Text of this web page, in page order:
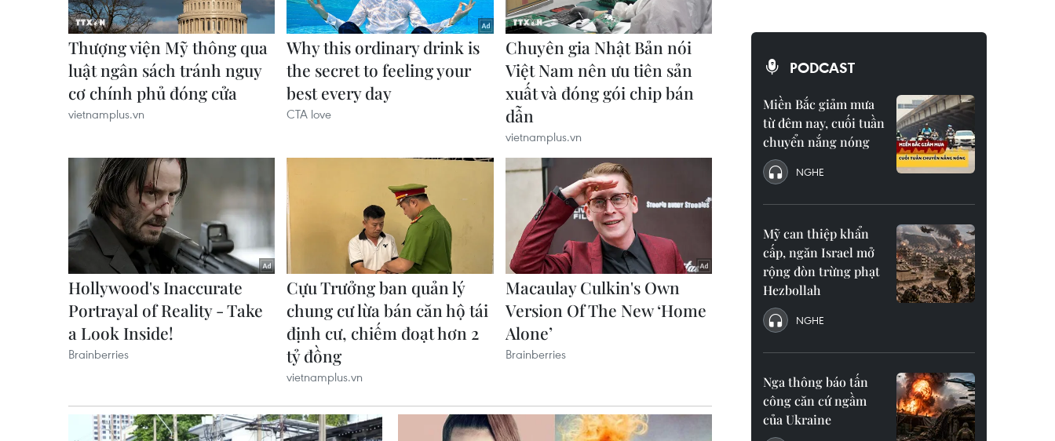
PODCAST
Miền Bắc giảm mưa
từ đêm nay, cuối tuần
chuyển nắng nóng
NGHE
Mỹ can thiệp khẩn
cấp, ngăn Israel mở
rộng đòn trừng phạt
Hezbollah
NGHE
Nga thông báo tấn
công căn cứ ngầm
của Ukraine